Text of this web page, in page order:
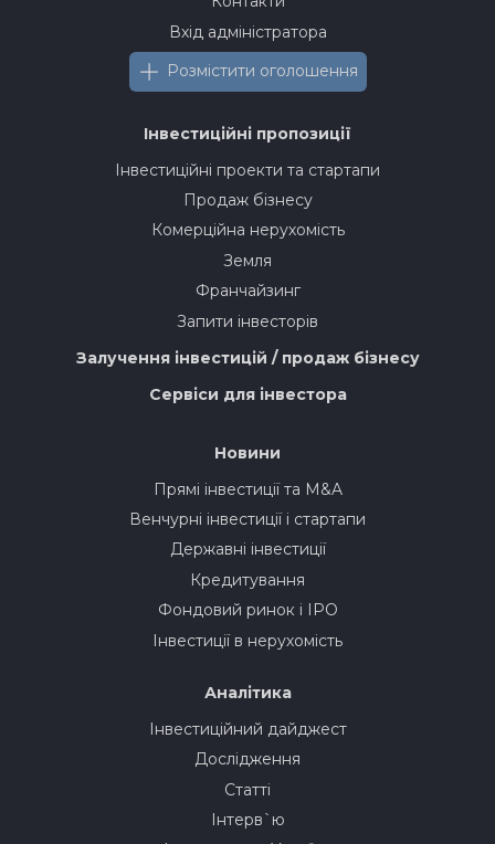
Вхід адміністратора
Розмістити оголошення
Інвестиційні пропозиції
Інвестиційні проекти та стартапи
Продаж бізнесу
Комерційна нерухомість
Земля
Франчайзинг
Запити інвесторів
Залучення інвестицій / продаж бізнесу
Сервіси для інвестора
Новини
Прямі інвестиції та M&A
Венчурні інвестиції і стартапи
Державні інвестиції
Кредитування
Фондовий ринок і IPO
Інвестиції в нерухомість
Аналітика
Інвестиційний дайджест
Дослідження
Статті
Інтерв`ю